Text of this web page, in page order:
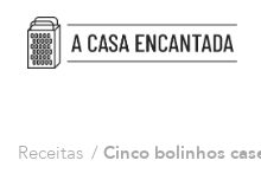
Receitas / Cinco bolinhos